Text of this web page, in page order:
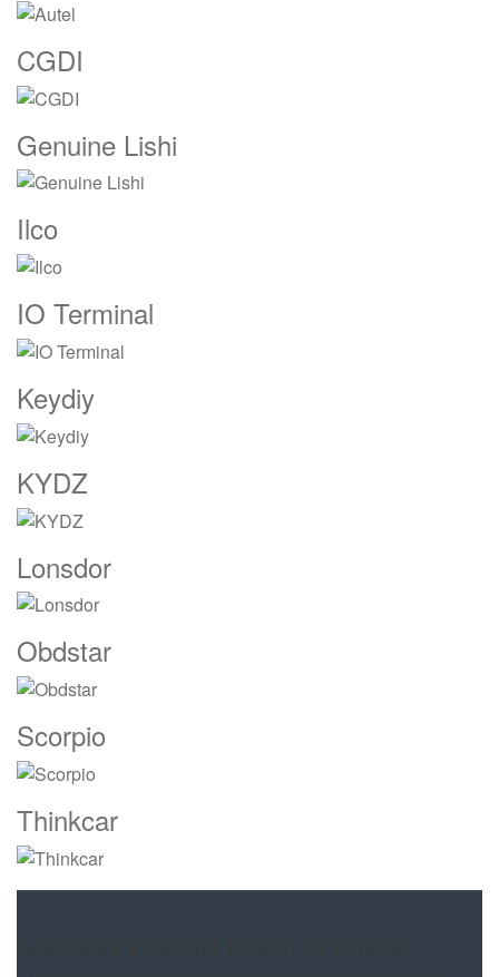
CGDI
Genuine Lishi
Ilco
IO Terminal
Keydiy
KYDZ
Lonsdor
Obdstar
Scorpio
Thinkcar